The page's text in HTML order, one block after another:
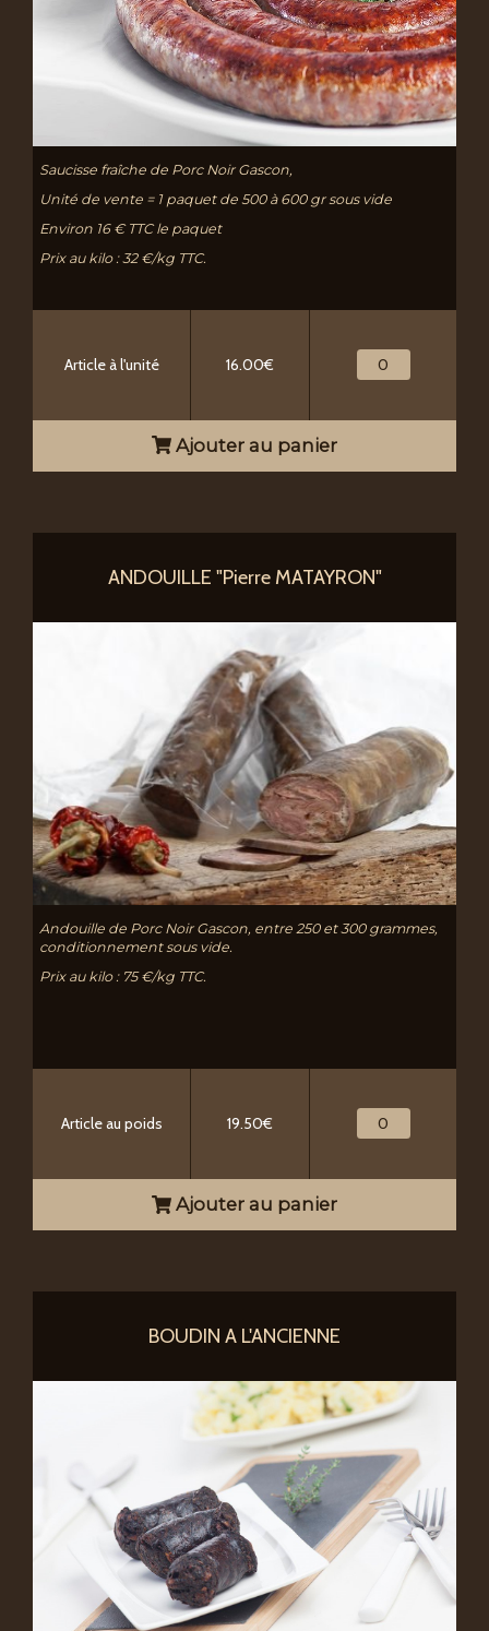
Saucisse fraîche de Porc Noir Gascon,
Unité de vente = 1 paquet de 500 à 600 gr sous vide
Environ 16 € TTC le paquet
Prix au kilo : 32 €/kg TTC.
Article à l'unité 16.00€
Ajouter au panier
ANDOUILLE "Pierre MATAYRON"
Andouille de Porc Noir Gascon, entre 250 et 300 grammes,
conditionnement sous vide.
Prix au kilo : 75 €/kg TTC.
Article au poids 19.50€
Ajouter au panier
BOUDIN A L'ANCIENNE